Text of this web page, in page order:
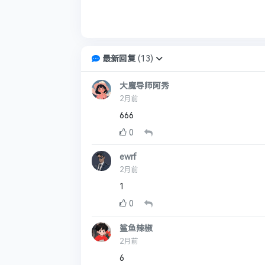
最新回复 ( 13)
大魔导师阿秀
2月前
666
0
ewrf
2月前
1
0
鲨鱼辣椒
2月前
6